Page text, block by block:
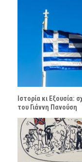
Ιστορία κι Εξουσία:
του Γιάννη Πανούση